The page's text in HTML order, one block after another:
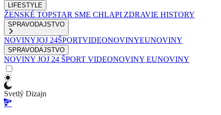
LIFESTYLE
ŽENSKÉ TOPSTAR SME CHLAPI ZDRAVIE HISTORY
SPRAVODAJSTVO
NOVINYJOJ 24ŠPORTVIDEONOVINYEUNOVINY
SPRAVODAJSTVO
NOVINY JOJ 24 ŠPORT VIDEONOVINY EUNOVINY
Svetlý Dizajn